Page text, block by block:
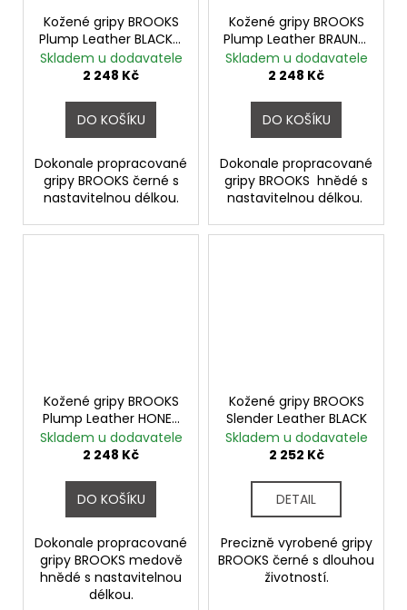
Kožené gripy BROOKS
Plump Leather BLACK -
řezané
Skladem u dodavatele
2 248 Kč
DO KOŠÍKU
Dokonale propracované
gripy BROOKS černé s
nastavitelnou délkou.
Kožené gripy BROOKS
Plump Leather BRAUN -
řezané
Skladem u dodavatele
2 248 Kč
DO KOŠÍKU
Dokonale propracované
gripy BROOKS hnědé s
nastavitelnou délkou.
Kožené gripy BROOKS
Plump Leather HONEY
- řezané
Skladem u dodavatele
2 248 Kč
DO KOŠÍKU
Dokonale propracované
gripy BROOKS medově
hnědé s nastavitelnou
délkou.
Kožené gripy BROOKS
Slender Leather BLACK
Skladem u dodavatele
2 252 Kč
DETAIL
Precizně vyrobené gripy
BROOKS černé s dlouhou
životností.